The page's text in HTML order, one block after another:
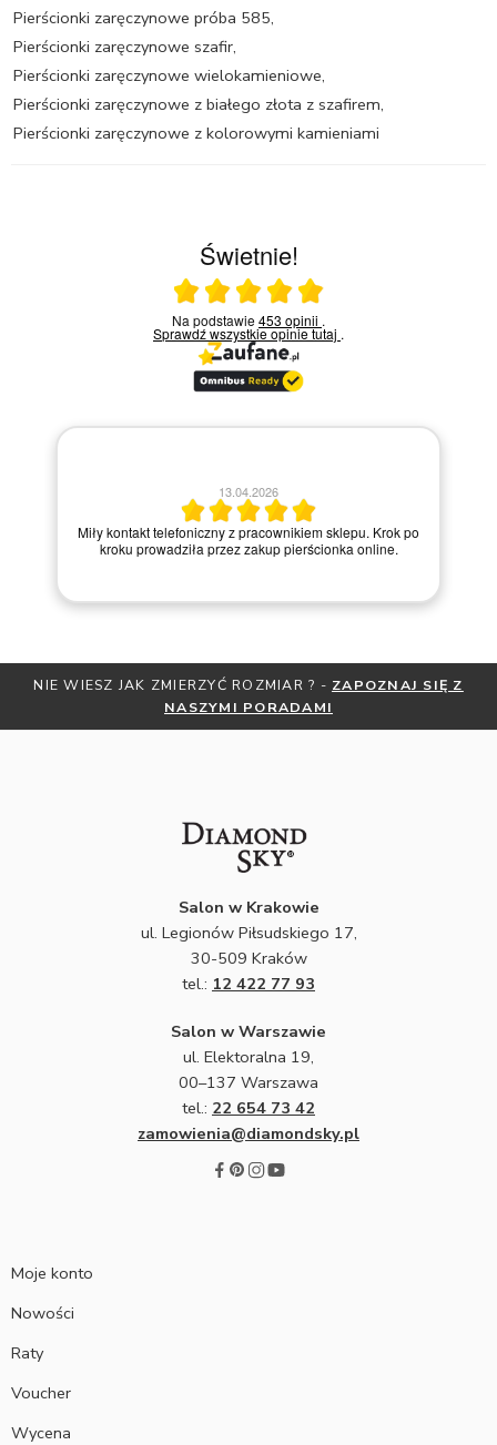
Pierścionki zaręczynowe próba 585,
Pierścionki zaręczynowe szafir,
Pierścionki zaręczynowe wielokamieniowe,
Pierścionki zaręczynowe z białego złota z szafirem,
Pierścionki zaręczynowe z kolorowymi kamieniami
Świetnie!
Ocena średnia 5 na 5
Na podstawie453 opinii .
Sprawdź wszystkie opinietutaj .
13.04.2026
Miły kontakt telefoniczny z pracownikiem sklepu. Krok po
kroku prowadziła przez zakup pierścionka online.
NIE WIESZ JAK ZMIERZYĆ ROZMIAR ? - ZAPOZNAJ SIĘ Z
NASZYMI PORADAMI
Salon w Krakowie
ul. Legionów Piłsudskiego 17,
30-509 Kraków
tel.: 12 422 77 93
Salon w Warszawie
ul. Elektoralna 19,
00–137 Warszawa
tel.: 22 654 73 42
zamowienia@diamondsky.pl
Moje konto
Nowości
Raty
Voucher
Wycena